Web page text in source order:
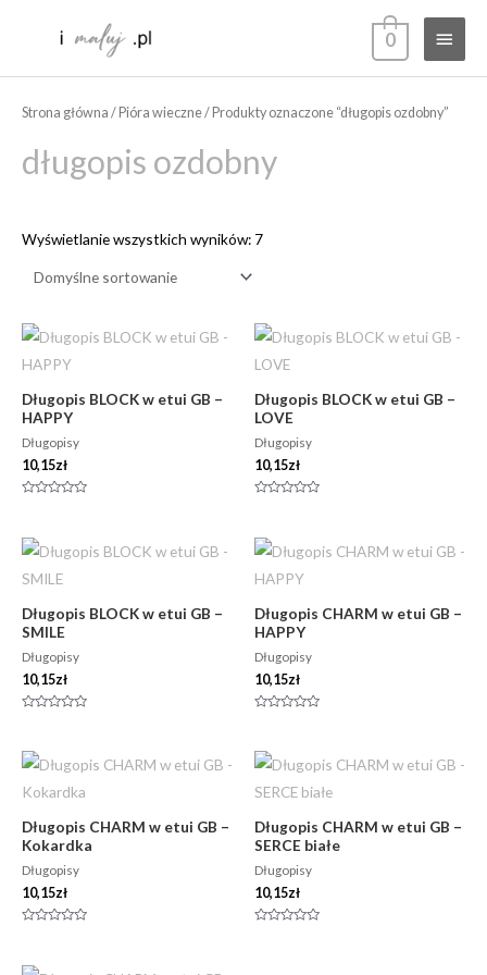
menu
0
Strona główna /Pióra wieczne/ Produkty oznaczone “długopis ozdobny”
długopis ozdobny
Wyświetlanie wszystkich wyników: 7
Długopis BLOCK w etui GB –
HAPPY
Długopisy
10,15zł
5
Długopis BLOCK w etui GB –
LOVE
Długopisy
10,15zł
5
Długopis BLOCK w etui GB –
SMILE
Długopisy
10,15zł
5
Długopis CHARM w etui GB –
HAPPY
Długopisy
10,15zł
5
Długopis CHARM w etui GB –
Kokardka
Długopisy
10,15zł
5
Długopis CHARM w etui GB –
SERCE białe
Długopisy
10,15zł